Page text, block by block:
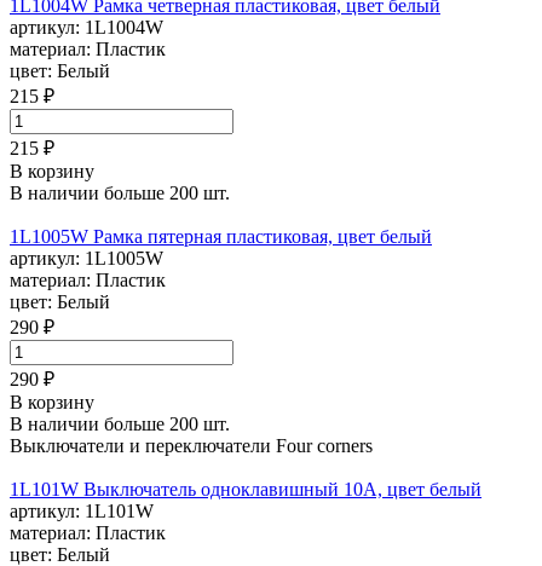
1L1004W Рамка четверная пластиковая, цвет белый
артикул: 1L1004W
материал: Пластик
цвет: Белый
215 ₽
215 ₽
В корзину
В наличии больше 200 шт.
1L1005W Рамка пятерная пластиковая, цвет белый
артикул: 1L1005W
материал: Пластик
цвет: Белый
290 ₽
290 ₽
В корзину
В наличии больше 200 шт.
Выключатели и переключатели Four corners
1L101W Выключатель одноклавишный 10А, цвет белый
артикул: 1L101W
материал: Пластик
цвет: Белый